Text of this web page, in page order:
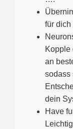
für dich
Kopple
an
sodass
dein
Have